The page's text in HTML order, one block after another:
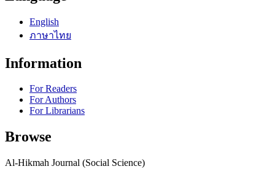
English
ภาษาไทย
Information
For Readers
For Authors
For Librarians
Browse
Al-Hikmah Journal (Social Science)